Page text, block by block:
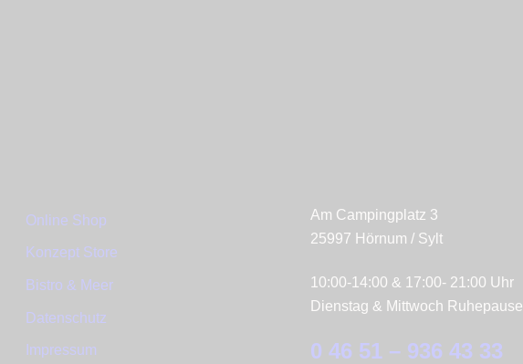
Online Shop
Konzept Store
Bistro & Meer
Datenschutz
Impressum
Am Campingplatz 3
25997 Hörnum / Sylt
10:00-14:00 & 17:00- 21:00 Uhr
Dienstag & Mittwoch Ruhepause
0 46 51 – 936 43 33